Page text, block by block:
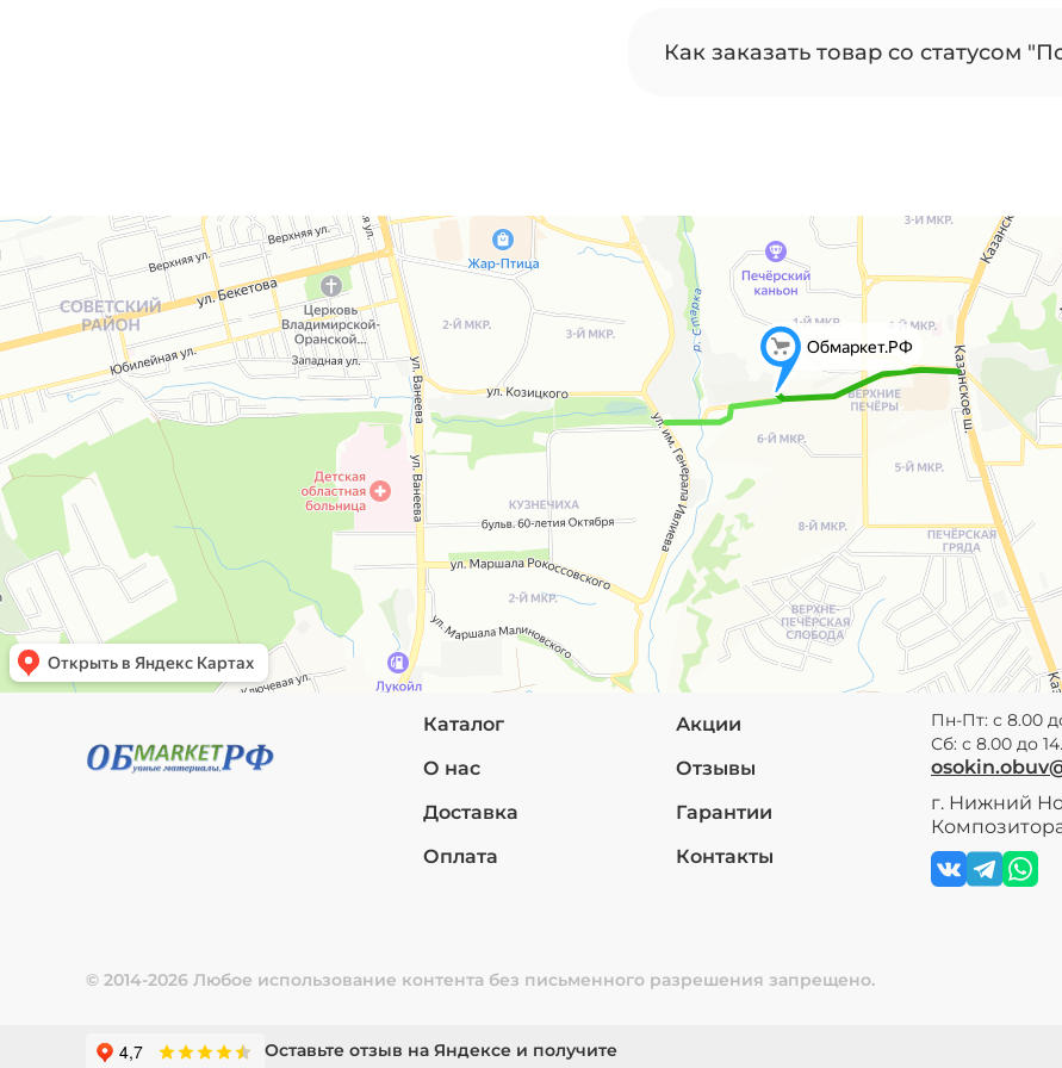
Как заказать товар со статусом
Каталог
О нас
Доставка
Оплата
Акции
Отзывы
Гарантии
Контакты
Пн-Пт: с 8.00
Сб: с 8.00 до
г. Нижний
© 2014-2026 Любое использование контента без письменного разрешения запрещено.
Оставьте отзыв на Яндексе и получите